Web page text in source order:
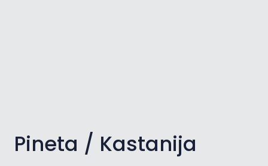
Pineta / Kastanija